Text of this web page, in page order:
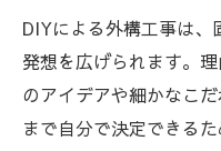
訣
外構工事を成功さ
浜松外構工
DIYによる外構工事は、
発想を広げられます。
のアイデアや細かなこ
まで自分で決定できる